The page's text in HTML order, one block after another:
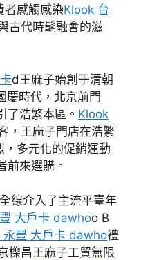
者感觸感染Klook 台
古代時髦融會的滋
d王麻子始創于清朝
慶時代，北京前門
了浩繁本區。 Klook
，王麻子門店在浩繁
多元化的促銷運動
前來選購。
線介入了主流平臺年
大戶卡 dawhoo B
永豐 大戶卡 dawho禮
櫟昌王麻子工貿無限